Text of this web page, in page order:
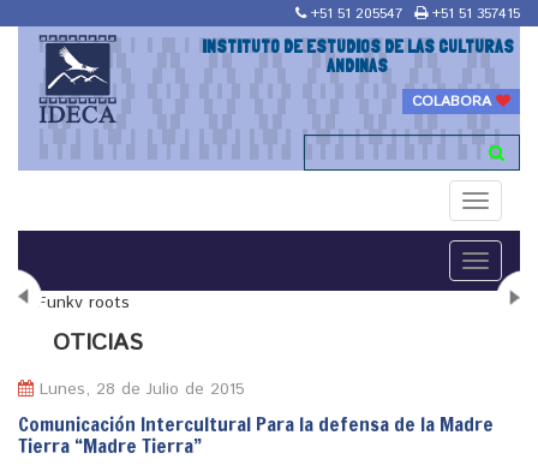
+51 51 205547 +51 51 357415
INSTITUTO DE ESTUDIOS DE LAS CULTURAS
ANDINAS
COLABORA
Toggle
Toggle
OTICIAS
Lunes, 28 de Julio de 2015
Comunicación Intercultural Para la defensa de la Madre
Tierra “Madre Tierra”